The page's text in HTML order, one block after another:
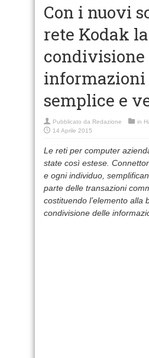
Con i nuovi
rete Kodak la
condivisione
semplice e
Pubblicato da Redazione in
14 Aprile 2015
Le reti per computer
state così estese.
e ogni individuo,
parte delle transazioni
costituendo l’elemento alla
condivisione delle